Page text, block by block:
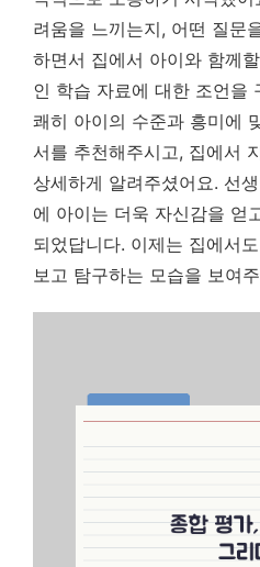
려움을 느끼는지, 어떤 질문
하면서 집에서 아이와 함께
인 학습 자료에 대한 조언을
쾌히 아이의 수준과 흥미에
서를 추천해주시고, 집에서
상세하게 알려주셨어요. 선
에 아이는 더욱 자신감을 얻
되었답니다. 이제는 집에서
보고 탐구하는 모습을 보여